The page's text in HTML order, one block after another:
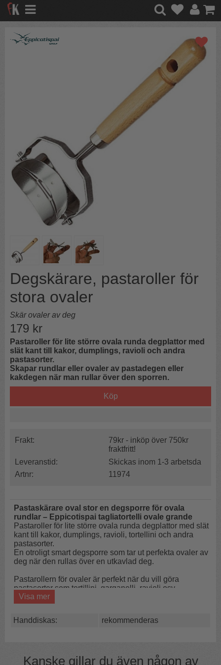
Degskärare, pastaroller för
stora ovaler
Skär ovaler av deg
179 kr
Pastaroller för lite större ovala runda degplattor med
slät kant till kakor, dumplings, ravioli och andra
pastasorter.
Skapar rundlar eller ovaler av pastadegen eller
kakdegen när man rullar över den sporren.
Köp
Frakt:
79kr - inköp över 750kr
fraktfritt!
Leveranstid:
Skickas inom 1-3 arbetsda
Artnr:
11974
Pastaskärare oval stor en degsporre för ovala
rundlar – Eppicotispai tagliatortelli ovale grande
Pastaroller för lite större ovala runda degplattor med slät
kant till kakor, dumplings, ravioli, tortellini och andra
pastasorter.
En otroligt smart degsporre som tar ut perfekta ovaler av
deg när den rullas över en utkavlad deg.
Pastarollern för ovaler är perfekt när du vill göra
pastasorter som tortillini, garganelli, ravioli osv.
Den s kapar rundlar eller ovaler av pastadegen eller
kakdegen när man rullar över den sporren.
Snabbt och effektivt.
Lika bra till pepparkakor som ravioli eller dumplings.
Snabbt & effektivt
Visa mer
Handdiskas: rekommenderas
Kanske gillar du även någon av